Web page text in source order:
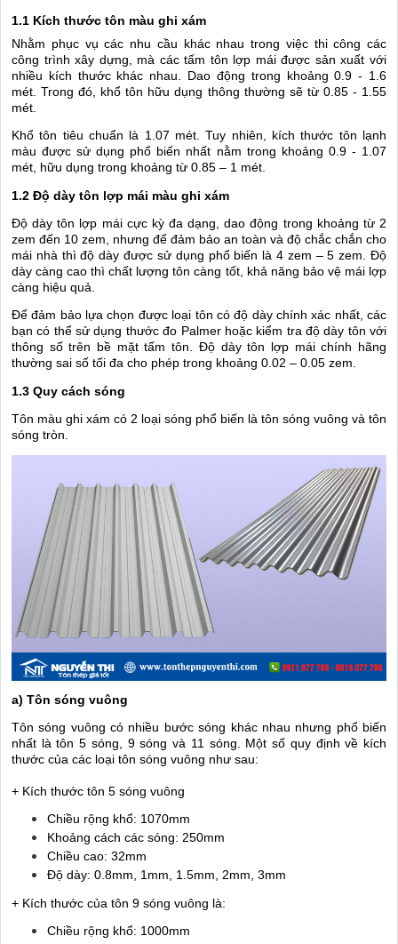
1.1 Kích thước tôn màu ghi xám
Nhằm phục vụ các nhu cầu khác nhau trong việc thi công các
công trình xây dựng, mà các tấm tôn lợp mái được sản xuất với
nhiều kích thước khác nhau. Dao động trong khoảng 0.9 - 1.6
mét. Trong đó, khổ tôn hữu dụng thông thường sẽ từ 0.85 - 1.55
mét.
Khổ tôn tiêu chuẩn là 1.07 mét. Tuy nhiên, kích thước tôn lạnh
màu được sử dụng phổ biến nhất nằm trong khoảng 0.9 - 1.07
mét, hữu dụng trong khoảng từ 0.85 – 1 mét.
1.2 Độ dày tôn lợp mái màu ghi xám
Độ dày tôn lợp mái cực kỳ đa dạng, dao động trong khoảng từ 2
zem đến 10 zem, nhưng để đảm bảo an toàn và độ chắc chắn cho
mái nhà thì độ dày được sử dụng phổ biến là 4 zem – 5 zem. Độ
dày càng cao thì chất lượng tôn càng tốt, khả năng bảo vệ mái lợp
càng hiệu quả.
Để đảm bảo lựa chọn được loại tôn có độ dày chính xác nhất, các
bạn có thể sử dụng thước đo Palmer hoặc kiểm tra độ dày tôn với
thông số trên bề mặt tấm tôn. Độ dày tôn lợp mái chính hãng
thường sai số tối đa cho phép trong khoảng 0.02 – 0.05 zem.
1.3 Quy cách sóng
Tôn màu ghi xám có 2 loại sóng phổ biến là tôn sóng vuông và tôn
sóng tròn.
a) Tôn sóng vuông
Tôn sóng vuông có nhiều bước sóng khác nhau nhưng phổ biến
nhất là tôn 5 sóng, 9 sóng và 11 sóng. Một số quy định về kích
thước của các loại tôn sóng vuông như sau:
+ Kích thước tôn 5 sóng vuông
Chiều rộng khổ: 1070mm
Khoảng cách các sóng: 250mm
Chiều cao: 32mm
Độ dày: 0.8mm, 1mm, 1.5mm, 2mm, 3mm
+ Kích thước của tôn 9 sóng vuông là:
Chiều rộng khổ: 1000mm